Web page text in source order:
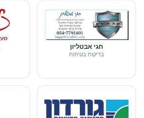
חגי אבטליון
בדיקות בטיחות